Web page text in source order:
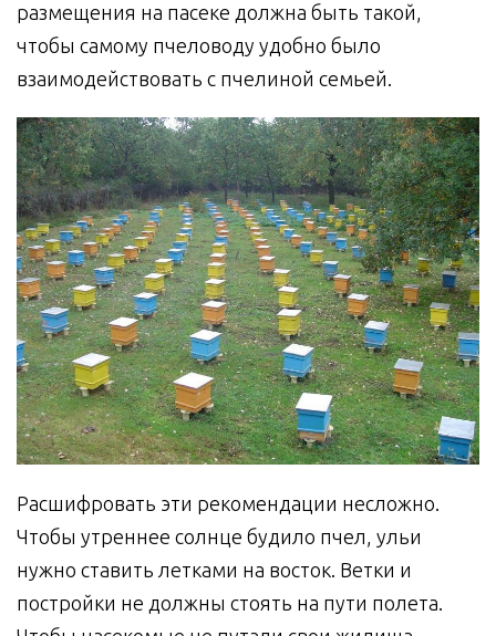
размещения на пасеке должна быть такой,
чтобы самому пчеловоду удобно было
взаимодействовать с пчелиной семьей.
Расшифровать эти рекомендации несложно.
Чтобы утреннее солнце будило пчел, ульи
нужно ставить летками на восток. Ветки и
постройки не должны стоять на пути полета.